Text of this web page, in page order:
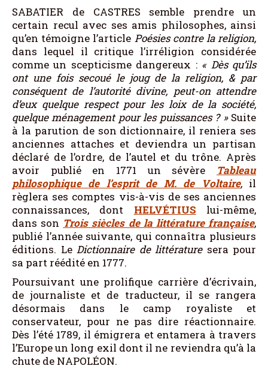
SABATIER de CASTRES semble prendre un
certain recul avec ses amis philosophes, ainsi
qu’en témoigne l’article Poésies contre la religion,
dans lequel il critique l’irréligion considérée
comme un scepticisme dangereux : « Dès qu’ils
ont une fois secoué le joug de la religion, & par
conséquent de l’autorité divine, peut-on attendre
d’eux quelque respect pour les loix de la société,
quelque ménagement pour les puissances ?»Suite
à la parution de son dictionnaire, il reniera ses
anciennes attaches et deviendra un partisan
déclaré de l’ordre, de l’autel et du trône. Après
avoir publié en 1771 un sévère Tableau
philosophique de l’esprit de M. de Voltaire, il
règlera ses comptes vis-à-vis de ses anciennes
connaissances, dont HELVÉTIUS lui-même,
dans son Trois siècles de la littérature française,
publié l’année suivante, qui connaîtra plusieurs
éditions. Le Dictionnaire de littératuresera pour
sa part réédité en 1777.
Poursuivant une prolifique carrière d’écrivain,
de journaliste et de traducteur, il se rangera
désormais dans le camp royaliste et
conservateur, pour ne pas dire réactionnaire.
Dès l’été 1789, il émigrera et entamera à travers
l’Europe un long exil dont il ne reviendra qu’à la
chute de NAPOLÉON.